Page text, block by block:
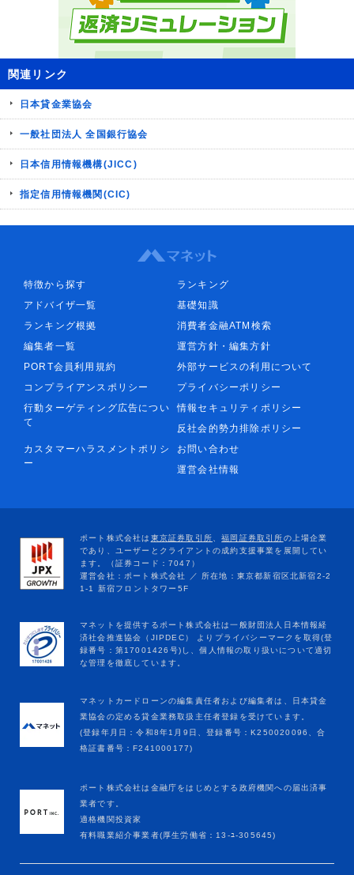
関連リンク
日本貸金業協会
一般社団法人 全国銀行協会
日本信用情報機構(JICC)
指定信用情報機関(CIC)
特徴から探す
ランキング
アドバイザ一覧
基礎知識
ランキング根拠
消費者金融ATM検索
編集者一覧
運営方針・編集方針
PORT会員利用規約
外部サービスの利用について
コンプライアンスポリシー
プライバシーポリシー
行動ターゲティング広告につい
て
情報セキュリティポリシー
反社会的勢力排除ポリシー
カスタマーハラスメントポリシ
ー
お問い合わせ
運営会社情報
マネットカードローンの編集責任者および編集者は、日本貸金
業協会の定める貸金業務取扱主任者登録を受けています。
(登録年月日：令和8年1月9日、登録番号：K250020096、合
格証書番号：F241000177)
ポート株式会社は金融庁をはじめとする政府機関への届出済事
業者です。
適格機関投資家
有料職業紹介事業者(厚生労働省：13-ﾕ-305645)